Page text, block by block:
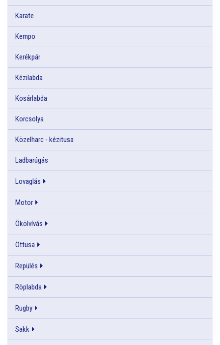
Karate
Kempo
Kerékpár
Kézilabda
Kosárlabda
Korcsolya
Közelharc - kézitusa
Ladbarúgás
Lovaglás
Motor
Ökölvívás
Öttusa
Repülés
Röplabda
Rugby
Sakk